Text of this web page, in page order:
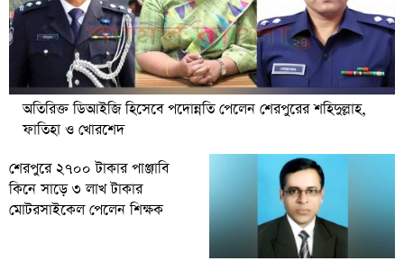
অতিরিক্ত ডিআইজি হিসেবে পদোন্নতি পেলেন শেরপুরের শহিদুল্লাহ,
ফাতিহা ও খোরশেদ
শেরপুরে ২৭০০ টাকার পাঞ্জাবি
কিনে সাড়ে ৩ লাখ টাকার
মোটরসাইকেল পেলেন শিক্ষক